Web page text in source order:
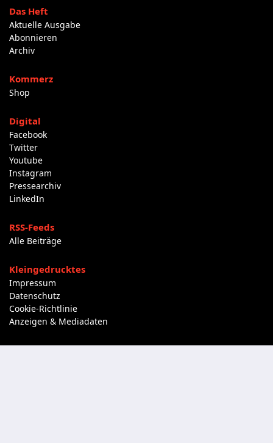
Das Heft
Aktuelle Ausgabe
Abonnieren
Archiv
Kommerz
Shop
Digital
Facebook
Twitter
Youtube
Instagram
Pressearchiv
LinkedIn
RSS-Feeds
Alle Beiträge
Kleingedrucktes
Impressum
Datenschutz
Cookie-Richtlinie
Anzeigen & Mediadaten